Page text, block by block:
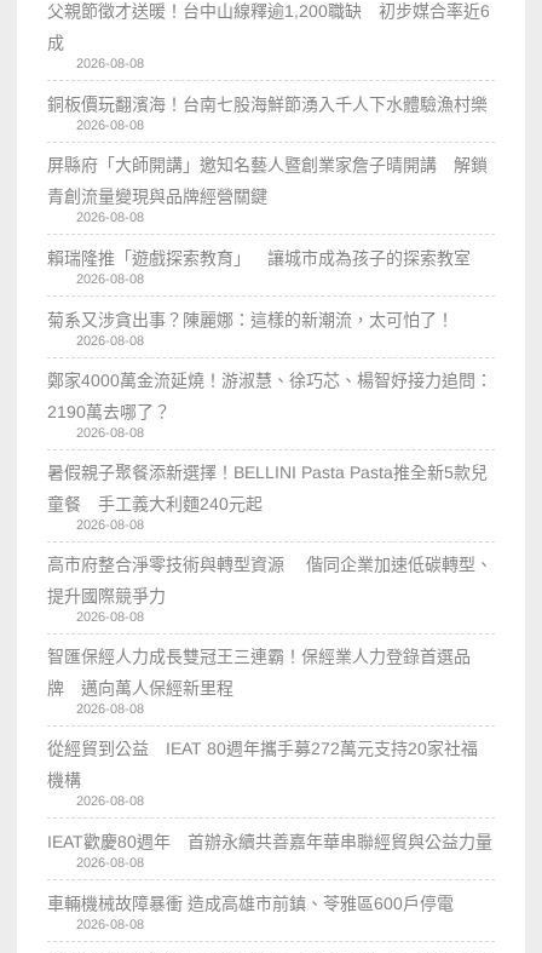
父親節徵才送暖！台中山線釋逾1,200職缺 初步媒合率近6
成
2026-08-08
銅板價玩翻濱海！台南七股海鮮節湧入千人下水體驗漁村樂
2026-08-08
屏縣府「大師開講」邀知名藝人暨創業家詹子晴開講 解鎖
青創流量變現與品牌經營關鍵
2026-08-08
賴瑞隆推「遊戲探索教育」 讓城市成為孩子的探索教室
2026-08-08
菊系又涉貪出事？陳麗娜：這樣的新潮流，太可怕了！
2026-08-08
鄭家4000萬金流延燒！游淑慧、徐巧芯、楊智妤接力追問：
2190萬去哪了？
2026-08-08
暑假親子聚餐添新選擇！BELLINI Pasta Pasta推全新5款兒
童餐 手工義大利麵240元起
2026-08-08
高市府整合淨零技術與轉型資源 偕同企業加速低碳轉型、
提升國際競爭力
2026-08-08
智匯保經人力成長雙冠王三連霸！保經業人力登錄首選品
牌 邁向萬人保經新里程
2026-08-08
從經貿到公益 IEAT 80週年攜手募272萬元支持20家社福
機構
2026-08-08
IEAT歡慶80週年 首辦永續共善嘉年華串聯經貿與公益力量
2026-08-08
車輛機械故障暴衝 造成高雄市前鎮、苓雅區600戶停電
2026-08-08